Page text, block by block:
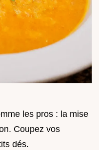
les pros : la mise
Coupez vos
dés.